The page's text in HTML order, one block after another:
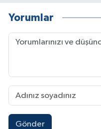
Yorumlar
Gönder